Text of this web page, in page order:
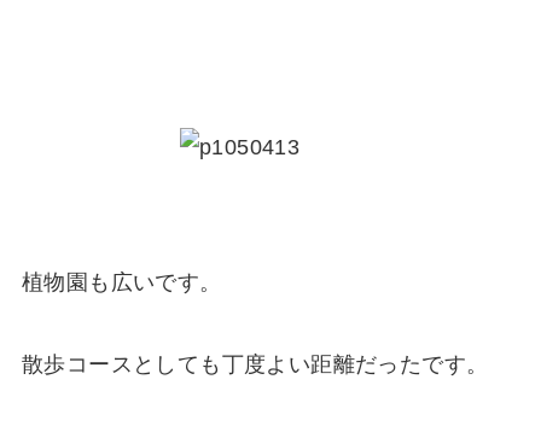
植物園も広いです。
散歩コースとしても丁度よい距離だったです。